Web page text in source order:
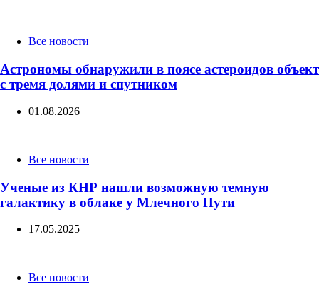
CategoriesВсе новости
Астрономы обнаружили в поясе астероидов объект
с тремя долями и спутником
01.08.2026
CategoriesВсе новости
Ученые из КНР нашли возможную темную
галактику в облаке у Млечного Пути
17.05.2025
CategoriesВсе новости